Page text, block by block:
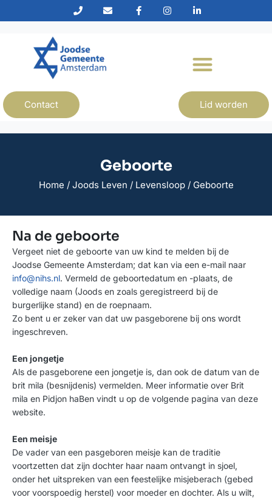
Contact Lid worden
Geboorte
Home / Joods Leven / Levensloop/ Geboorte
Na de geboorte
Vergeet niet de geboorte van uw kind te melden bij de
Joodse Gemeente Amsterdam; dat kan via een e-mail naar
info@nihs.nl. Vermeld de geboortedatum en -plaats, de
volledige naam (Joods en zoals geregistreerd bij de
burgerlijke stand) en de roepnaam.
Zo bent u er zeker van dat uw pasgeborene bij ons wordt
ingeschreven.
Een jongetje
Als de pasgeborene een jongetje is, dan ook de datum van de
brit mila (besnijdenis) vermelden. Meer informatie over Brit
mila en Pidjon haBen vindt u op de volgende pagina van deze
website.
Een meisje
De vader van een pasgeboren meisje kan de traditie
voortzetten dat zijn dochter haar naam ontvangt in sjoel,
onder het uitspreken van een feestelijke misjeberach (gebed
voor voorspoedig herstel) voor moeder en dochter. Als u wilt,